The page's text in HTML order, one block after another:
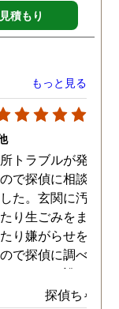
積もり
もっと見る
トラブルが発生し
で探偵に相談する
た。玄関に汚物を
り生ごみをまき散
り嫌がらせを受け
で探偵に調べても
とにした。誰がやっ
のか何が原因なのか
探偵ちゃん